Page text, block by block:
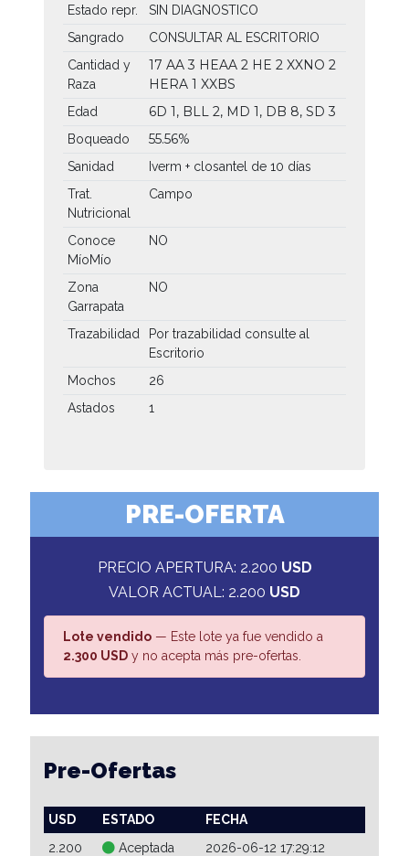
Estado repr.
SIN DIAGNOSTICO
Sangrado
CONSULTAR AL ESCRITORIO
Cantidad y
Raza
17 AA 3 HEAA 2 HE 2 XXNO 2
HERA 1 XXBS
Edad 6D 1, BLL 2, MD 1, DB 8, SD 3
Boqueado 55.56%
Sanidad
Iverm + closantel de 10 días
Trat.
Nutricional
Campo
Conoce
MíoMío
NO
Zona
Garrapata
NO
Trazabilidad
Por trazabilidad consulte al
Escritorio
Mochos
26
Astados
1
PRE-OFERTA
PRECIO APERTURA: 2.200 USD
VALOR ACTUAL: 2.200 USD
Lote vendido — Este lote ya fue vendido a
2.300 USD y no acepta más pre-ofertas.
Pre-Ofertas
USD ESTADO
FECHA
2.200
Aceptada 2026-06-12 17:29:12